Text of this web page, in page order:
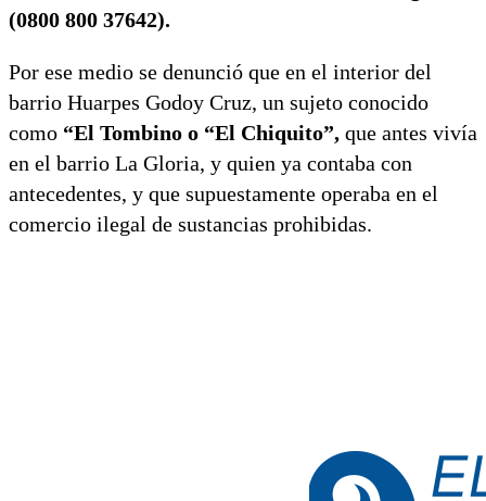
(0800 800 37642).
Por ese medio se denunció que en el interior del
barrio Huarpes Godoy Cruz, un sujeto conocido
como “El Tombino o “El Chiquito”, que antes vivía
en el barrio La Gloria, y quien ya contaba con
antecedentes, y que supuestamente operaba en el
comercio ilegal de sustancias prohibidas.